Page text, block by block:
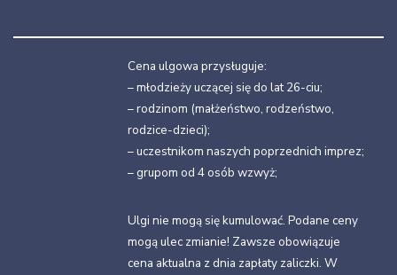
Cena ulgowa przysługuje:
– młodzieży uczącej się do lat 26-ciu;
– rodzinom (małżeństwo, rodzeństwo,
rodzice-dzieci);
– uczestnikom naszych poprzednich imprez;
– grupom od 4 osób wzwyż;
Ulgi nie mogą się kumulować. Podane ceny
mogą ulec zmianie! Zawsze obowiązuje
cena aktualna z dnia zapłaty zaliczki. W